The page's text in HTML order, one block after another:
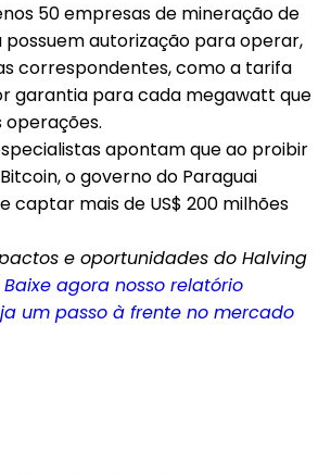
50 empresas de mineração de
autorização para operar,
correspondentes, como a tarifa
garantia para cada megawatt que
operações.
apontam que ao proibir
o governo do Paraguai
captar mais de US$ 200 milhões
e oportunidades do Halving
Baixe agora nosso relatório
um passo à frente no mercado